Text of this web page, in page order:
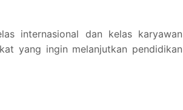
internasional dan kelas karyawan
yang ingin melanjutkan pendidikan